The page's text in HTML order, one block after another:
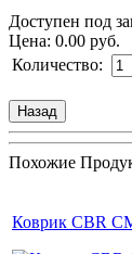
Доступен под
Цена: 0.00 руб.
Количество:
Похожие
Коврик CBR